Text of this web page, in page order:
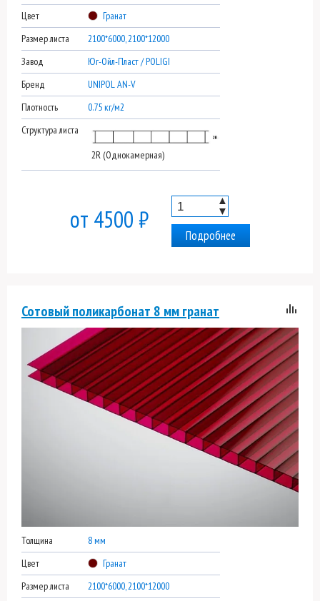
Цвет
Гранат
Размер листа
2100*6000, 2100*12000
Завод
Юг-Ойл-Пласт / POLIGI
Бренд
UNIPOL AN-V
Плотность
0.75 кг/м2
Структура листа
2R (Однокамерная)
от 4500 ₽
▲
▼
Подробнее
Сотовый поликарбонат 8 мм гранат
Толщина
8 мм
Цвет
Гранат
Размер листа
2100*6000, 2100*12000